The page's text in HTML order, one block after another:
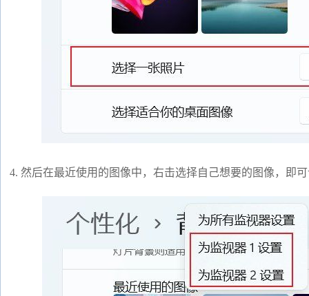
4. 然后在最近使用的图像中，右击选择自己想要的图像，即